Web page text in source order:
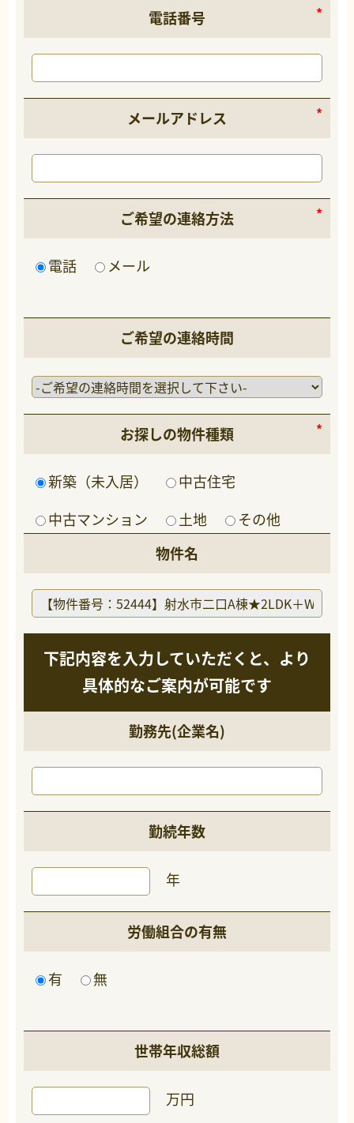
電話番号
メールアドレス
ご希望の連絡方法
電話 メール
ご希望の連絡時間
お探しの物件種類
新築（未入居）
中古住宅
中古マンション
土地
その他
物件名
下記内容を入力していただくと、より
具体的なご案内が可能です
勤務先(企業名)
勤続年数
年
労働組合の有無
有 無
世帯年収総額
万円